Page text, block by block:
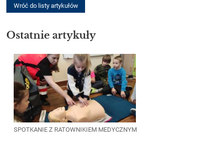
Wróć do listy artykułów
Ostatnie artykuły
SPOTKANIE Z RATOWNIKIEM MEDYCZNYM